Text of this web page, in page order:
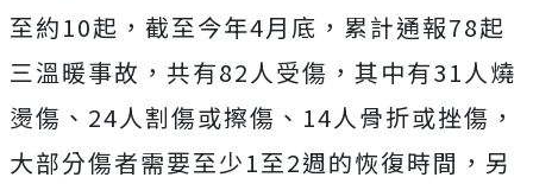
至約10起，截至今年4月底，累計通報78起
三溫暖事故，共有82人受傷，其中有31人燒
燙傷、24人割傷或擦傷、14人骨折或挫傷，
大部分傷者需要至少1至2週的恢復時間，另